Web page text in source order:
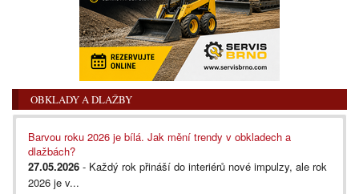
OBKLADY A DLAŽBY
Barvou roku 2026 je bílá. Jak mění trendy v obkladech a
dlažbách?
27.05.2026 - Každý rok přináší do interiérů nové impulzy, ale rok
2026 je v...